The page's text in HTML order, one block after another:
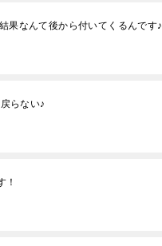
果なんて後から付いてくるんです♪
らない♪
！